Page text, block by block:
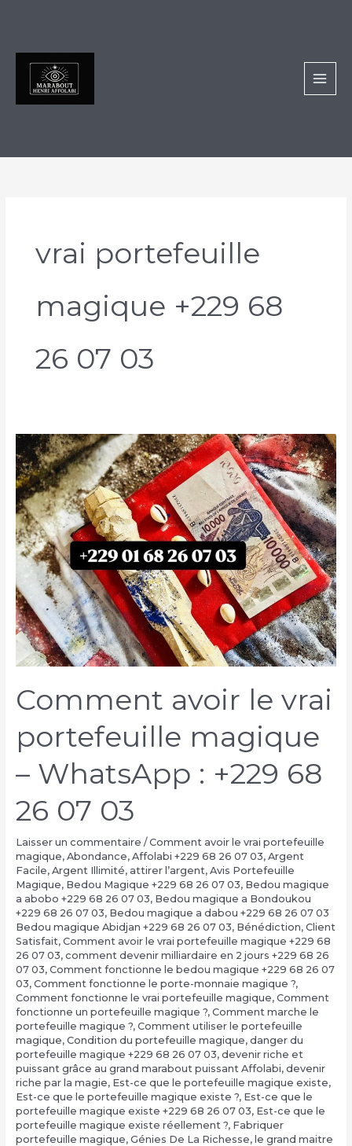
vrai portefeuille
magique +229 68
26 07 03
Comment avoir le vrai
portefeuille magique
– WhatsApp : +229 68
26 07 03
Laisser un commentaire /Comment avoir le vrai portefeuille
magique, Abondance, Affolabi +229 68 26 07 03, Argent
Facile, Argent Illimité, attirer l’argent, Avis Portefeuille
Magique, Bedou Magique +229 68 26 07 03, Bedou magique
a abobo +229 68 26 07 03, Bedou magique a Bondoukou
+229 68 26 07 03, Bedou magique a dabou +229 68 26 07 03
Bedou magique Abidjan +229 68 26 07 03, Bénédiction, Client
Satisfait, Comment avoir le vrai portefeuille magique +229 68
26 07 03, comment devenir milliardaire en 2 jours +229 68 26
07 03, Comment fonctionne le bedou magique +229 68 26 07
03, Comment fonctionne le porte-monnaie magique ?,
Comment fonctionne le vrai portefeuille magique, Comment
fonctionne un portefeuille magique ?, Comment marche le
portefeuille magique ?, Comment utiliser le portefeuille
magique, Condition du portefeuille magique, danger du
portefeuille magique +229 68 26 07 03, devenir riche et
puissant grâce au grand marabout puissant Affolabi, devenir
riche par la magie, Est-ce que le portefeuille magique existe,
Est-ce que le portefeuille magique existe ?, Est-ce que le
portefeuille magique existe +229 68 26 07 03, Est-ce que le
portefeuille magique existe réellement ?, Fabriquer
portefeuille magique, Génies De La Richesse, le grand maitre